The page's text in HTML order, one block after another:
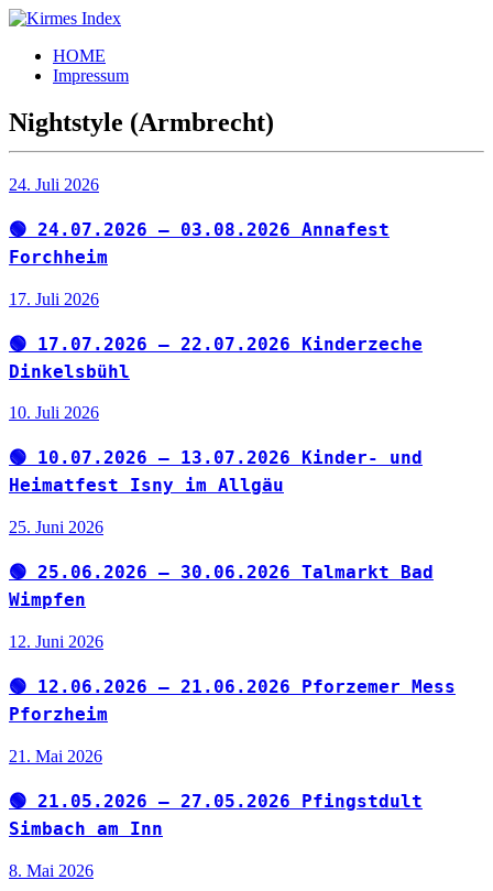
Zum
springen
Kirmes
Index
Tourpläne
der
letzten
Jahre
HOME
Impressum
Nightstyle (Armbrecht)
24. Juli 2026
🟢 24.07.2026 – 03.08.2026 Annafest
Forchheim
17. Juli 2026
🟢 17.07.2026 – 22.07.2026 Kinderzeche
Dinkelsbühl
10. Juli 2026
🟢 10.07.2026 – 13.07.2026 Kinder- und
Heimatfest Isny im Allgäu
25. Juni 2026
🟢 25.06.2026 – 30.06.2026 Talmarkt Bad
Wimpfen
12. Juni 2026
🟢 12.06.2026 – 21.06.2026 Pforzemer Mess
Pforzheim
21. Mai 2026
🟢 21.05.2026 – 27.05.2026 Pfingstdult
Simbach am Inn
8. Mai 2026